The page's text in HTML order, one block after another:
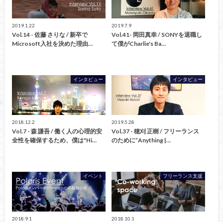
2019.1.22
Vol.14 - 佐藤 さりな / 新卒で
Microsoft入社を決めた理由…
2019.7.9
Vol.41- 岡田真幸 / SONYを退職し
て僕がCharlie's Ba…
インタビュー
2018.12.2
Vol.7 - 森 謙吾 / 働く人の心理的安
全性を確保するため、僕は"Hi…
インタビュー
2019.5.28
Vol.37 - 穂刈 正樹 / フリーランス
のために”Anything |…
イベント
2018.9.1
フリーランス支援
2018.10.1